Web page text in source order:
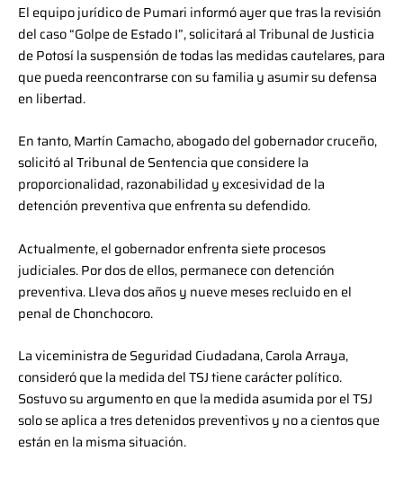
El equipo jurídico de Pumari informó ayer que tras la revisión
del caso “Golpe de Estado I”, solicitará al Tribunal de Justicia
de Potosí la suspensión de todas las medidas cautelares, para
que pueda reencontrarse con su familia y asumir su defensa
en libertad.
En tanto, Martín Camacho, abogado del gobernador cruceño,
solicitó al Tribunal de Sentencia que considere la
proporcionalidad, razonabilidad y excesividad de la
detención preventiva que enfrenta su defendido.
Actualmente, el gobernador enfrenta siete procesos
judiciales. Por dos de ellos, permanece con detención
preventiva. Lleva dos años y nueve meses recluido en el
penal de Chonchocoro.
La viceministra de Seguridad Ciudadana, Carola Arraya,
consideró que la medida del TSJ tiene carácter político.
Sostuvo su argumento en que la medida asumida por el TSJ
solo se aplica a tres detenidos preventivos y no a cientos que
están en la misma situación.